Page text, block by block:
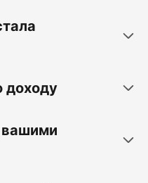
доходу
вашими